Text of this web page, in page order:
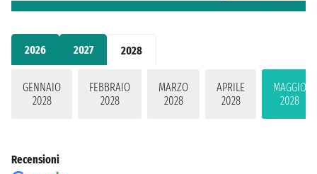
2026 2027 2028
GENNAIO
2028
FEBBRAIO
2028
MARZO
2028
APRILE
2028
MAGGIO
2028
Recensioni